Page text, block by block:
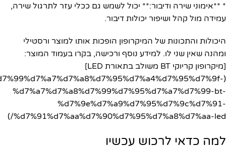
* **אימוני שירה ודיבור:** יכול לשמש גם ככלי עזר לתרגול שירה,
עמידה מול קהל ושיפור יכולות דיבור.
היכולות והתכונות של המיקרופון הופכות אותו למוצר ורסטילי
ומהנה שאין שני לו. למידע נוסף ורכישה, בקרו בעמוד המוצר:
[מיקרופון קריוקי BT משולב בתאורת LED]
%d7%a7%d7%a8%d7%99%d7%95%d7%a7%d7%99-bt-
%d7%9e%d7%a9%d7%95%d7%9c%d7%91-
%d7%91%d7%aa%d7%90%d7%95%d7%a8%d7%aa-led/)
למה כדאי לרכוש עכשיו